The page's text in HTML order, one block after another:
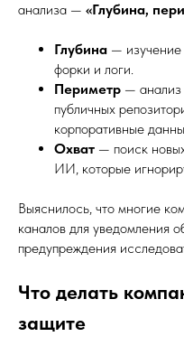
анализа — «Глубина,
Глубина — изучение
форки и логи.
Периметр — анализ
публичных
корпоративные
Охват — поиск
ИИ, которые
Выяснилось, что многие
каналов для уведомления
предупреждения
Что делать
защите